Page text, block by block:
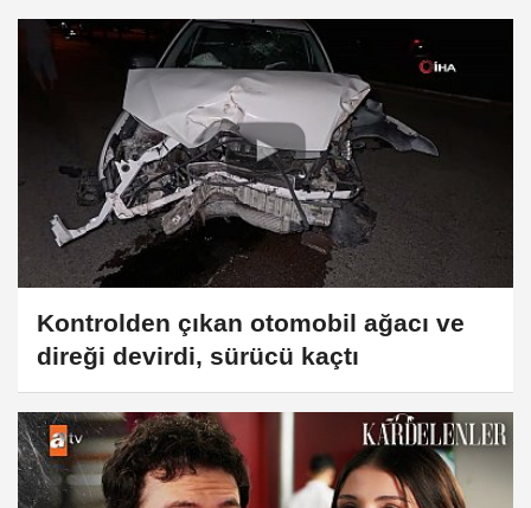
Kontrolden çıkan otomobil ağacı ve
direği devirdi, sürücü kaçtı